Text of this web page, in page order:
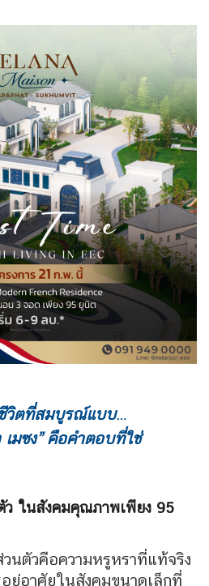
วิตที่สมบูรณ์แบบ…
เมซง” คือคำตอบที่ใช่
ว ในสังคมคุณภาพเพียง 95
วนตัวคือความหรูหราที่แท้จริง
ยู่อาศัยในสังคมขนาดเล็กที่